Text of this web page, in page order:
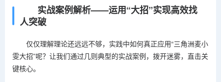
实战案例解析——运用“大招”实现高效找
人突破
仅仅理解理论还远远不够，实践中如何真正应用“三角洲麦小
雯大招”呢？让我们通过几则典型的实战案例，拨开迷雾，直击关
键核心。